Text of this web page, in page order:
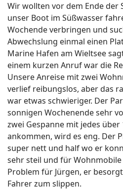
Wir wollten vor dem Ende der
unser Boot im Süßwasser
Wochende verbringen und
Abwechslung einmal einen
Marine Hafen am Wieltsee
einem kurzen Anruf war die
Unsere Anreise mit zwei
verlief reibungslos, aber das
war etwas schwieriger. Der
sonnigen Wochenende sehr
zwei Gespanne mit jedes
ankommen, wird es eng. Der
super nett und half wo er
sehr steil und für
Problem für Jürgen, er
Fahrer zum slippen.